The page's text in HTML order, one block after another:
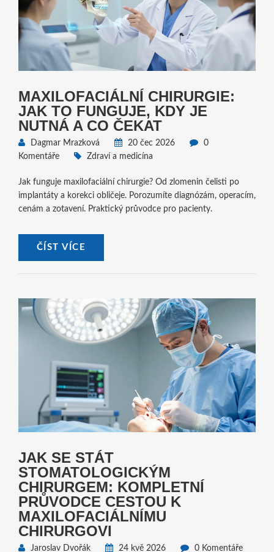
MAXILOFACIÁLNÍ CHIRURGIE:
JAK TO FUNGUJE, KDY JE
NUTNÁ A CO ČEKAT
Dagmar Mrazková 20 čec 2026
0
Komentáře
Zdraví a medicína
Jak funguje maxilofaciální chirurgie? Od zlomenin čelisti po
implantáty a korekci obličeje. Porozumíte diagnózám, operacím,
cenám a zotavení. Praktický průvodce pro pacienty.
ČÍST VÍCE
JAK SE STÁT
STOMATOLOGICKÝM
CHIRURGEM: KOMPLETNÍ
PRŮVODCE CESTOU K
MAXILOFACIÁLNÍMU
CHIRURGOVI
Jaroslav Dvořák 24 kvě 2026 0 Komentáře